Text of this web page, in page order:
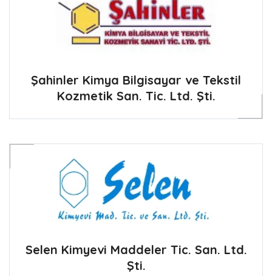
Şahinler Kimya Bilgisayar ve Tekstil
Kozmetik San. Tic. Ltd. Şti.
Selen Kimyevi Maddeler Tic. San. Ltd.
Şti.